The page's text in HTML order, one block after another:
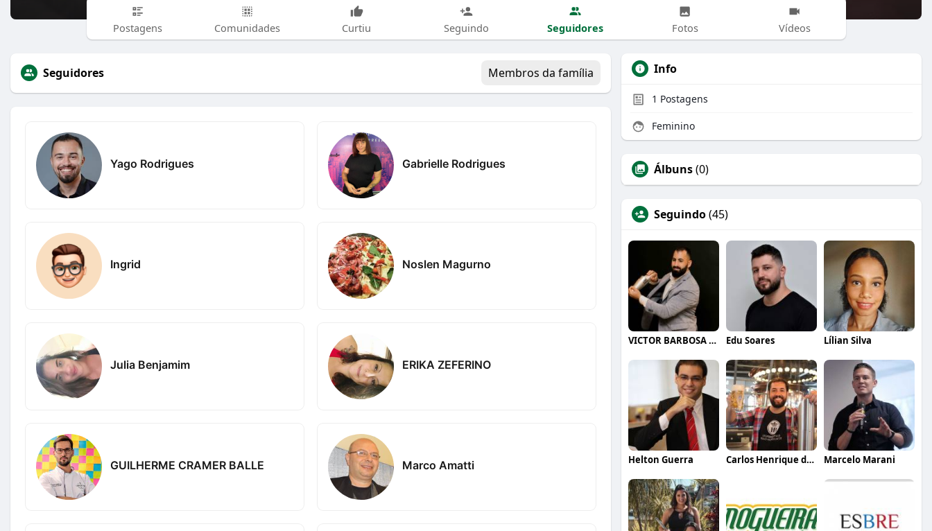
Postagens Comunidades Curtiu Seguindo Seguidores Fotos Vídeos
Seguidores Membros da família
Yago Rodrigues Gabrielle Rodrigues
Ingrid Noslen Magurno
Julia Benjamim ERIKA ZEFERINO
GUILHERME CRAMER BALLE Marco Amatti
Info
1 Postagens
Feminino
Álbuns(0)
Seguindo(45)
VICTOR BARBOSA QUARANTA Edu Soares Lílian Silva
Helton Guerra Carlos Henrique de Faria Vasconcelos Marcelo Marani